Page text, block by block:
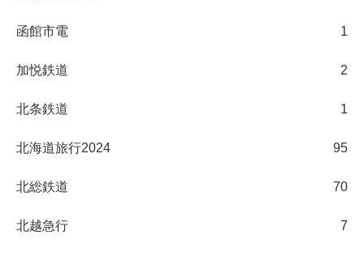
函館市電 1
加悦鉄道 2
北条鉄道 1
北海道旅行2024 95
北総鉄道 70
北越急行 7